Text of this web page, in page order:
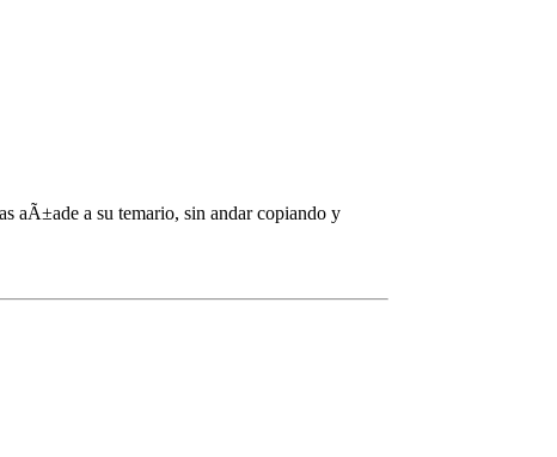
aÃ±ade a su temario, sin andar copiando y